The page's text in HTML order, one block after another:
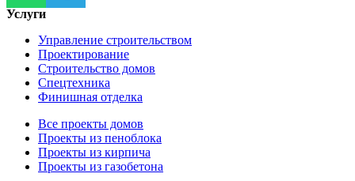
Услуги
Управление строительством
Проектирование
Строительство домов
Спецтехника
Финишная отделка
Все проекты домов
Проекты из пеноблока
Проекты из кирпича
Проекты из газобетона